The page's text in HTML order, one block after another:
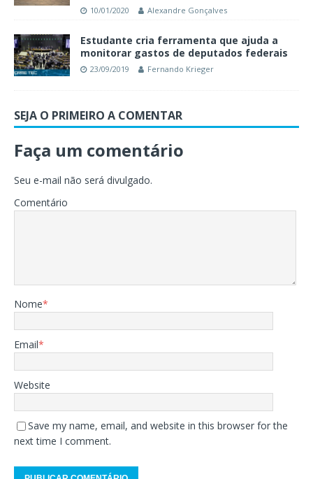
10/01/2020 Alexandre Gonçalves
Estudante cria ferramenta que ajuda a
monitorar gastos de deputados federais
23/09/2019 Fernando Krieger
SEJA O PRIMEIRO A COMENTAR
Faça um comentário
Seu e-mail não será divulgado.
Comentário
Nome*
Email*
Website
Save my name, email, and website in this browser for the
next time I comment.